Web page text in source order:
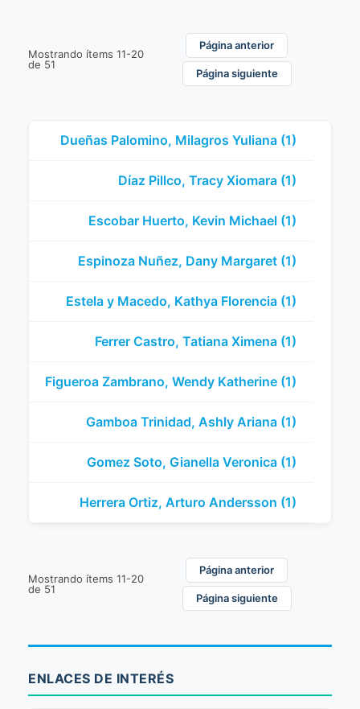
Mostrando ítems 11-20
de 51
Página anterior
Página siguiente
Dueñas Palomino, Milagros Yuliana (1)
Díaz Pillco, Tracy Xiomara (1)
Escobar Huerto, Kevin Michael (1)
Espinoza Nuñez, Dany Margaret (1)
Estela y Macedo, Kathya Florencia (1)
Ferrer Castro, Tatiana Ximena (1)
Figueroa Zambrano, Wendy Katherine (1)
Gamboa Trinidad, Ashly Ariana (1)
Gomez Soto, Gianella Veronica (1)
Herrera Ortiz, Arturo Andersson (1)
Mostrando ítems 11-20
de 51
Página anterior
Página siguiente
ENLACES DE INTERÉS